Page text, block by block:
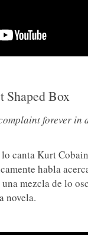
Shaped Box
forever in
canta Kurt
habla
mezcla de lo
novela.